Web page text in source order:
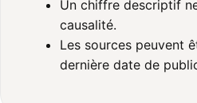
Un chiffre descriptif
causalité.
Les sources peuvent
dernière date de